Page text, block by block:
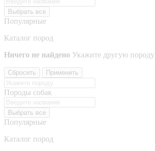
Выбрать все
Популярные
Каталог пород
Ничего не найдено Укажите другую породу
Сбросить Применить
Породы собак
Выбрать все
Популярные
Каталог пород